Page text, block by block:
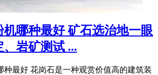
机哪种最好 矿石选治地一眼
岩矿测试 ...
种最好 花岗石是一种观赏价值高的建筑装